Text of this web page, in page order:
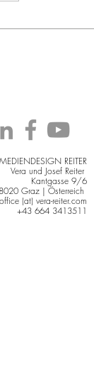
REITER
Vera und Josef Reiter
Kantgasse 9/6
8020 Graz | Österreich
office (at) vera-reiter.com
+43 664 3413511